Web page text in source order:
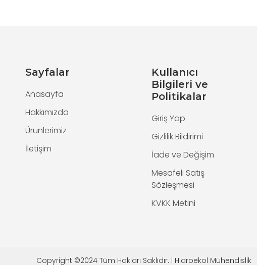
Sayfalar
Anasayfa
Hakkımızda
Ürünlerimiz
İletişim
Kullanıcı
Bilgileri ve
Politikalar
Giriş Yap
Gizlilik Bildirimi
İade ve Değişim
Mesafeli Satış
Sözleşmesi
KVKK Metini
Copyright ©2024 Tüm Hakları Saklıdır. | Hidroekol Mühendislik